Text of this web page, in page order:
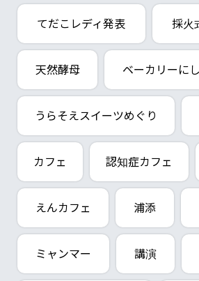
てだこレディ発表 採火
天然酵母 ベーカリーにし
うらそえスイーツめぐり
カフェ 認知症カフェ
えんカフェ 浦添
ミャンマー 講演